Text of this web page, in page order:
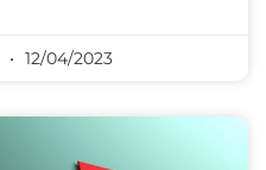
12/04/2023